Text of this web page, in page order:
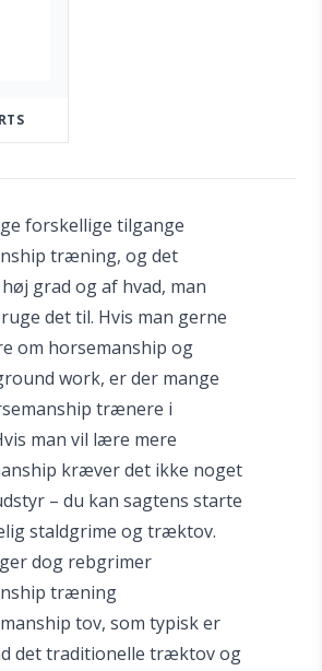
forskellige tilgange
træning, og det
grad og af hvad, man
det til. Hvis man gerne
om horsemanship og
work, er der mange
trænere i
man vil lære mere
kræver det ikke noget
– du kan sagtens starte
staldgrime og træktov.
dog rebgrimer
træning
tov, som typisk er
det traditionelle træktov og